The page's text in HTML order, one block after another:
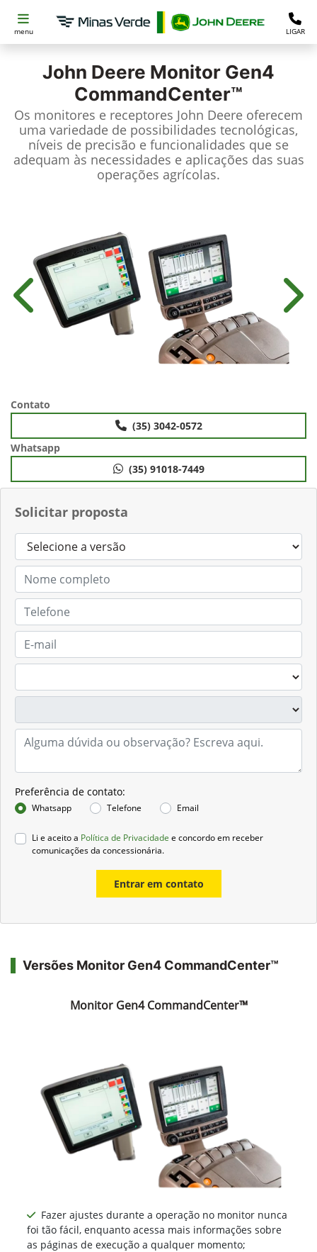
menu LIGAR
John Deere Monitor Gen4
CommandCenter™
Os monitores e receptores John Deere oferecem
uma variedade de possibilidades tecnológicas,
níveis de precisão e funcionalidades que se
adequam às necessidades e aplicações das suas
operações agrícolas.
Solicitar proposta
Preferência de contato:
Whatsapp Telefone Email
Li e aceito a Política de Privacidade e concordo em receber
comunicações da concessionária.
Entrar em contato
Anterior
Contato
(35) 3042-0572
Whatsapp
(35) 91018-7449
Versões Monitor Gen4 CommandCenter™
Monitor Gen4 CommandCenter™
Fazer ajustes durante a operação no monitor nunca
foi tão fácil, enquanto acessa mais informações sobre
as páginas de execução a qualquer momento;